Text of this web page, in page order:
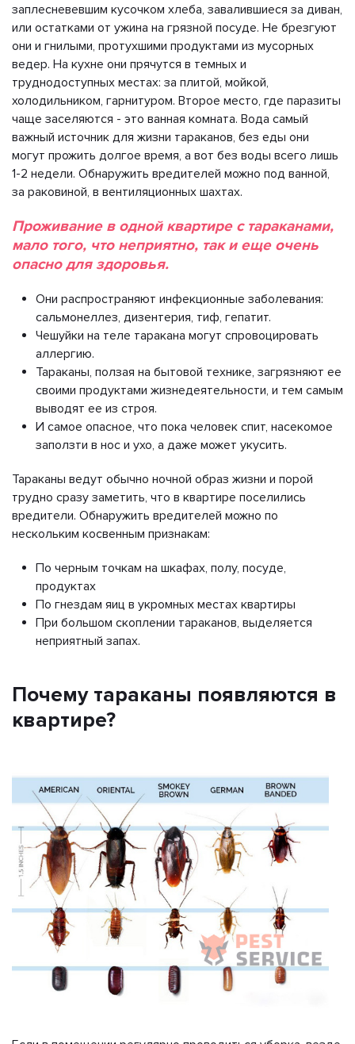
заплесневевшим кусочком хлеба, завалившиеся за диван,
или остатками от ужина на грязной посуде. Не брезгуют
они и гнилыми, протухшими продуктами из мусорных
ведер. На кухне они прячутся в темных и
труднодоступных местах: за плитой, мойкой,
холодильником, гарнитуром. Второе место, где паразиты
чаще заселяются - это ванная комната. Вода самый
важный источник для жизни тараканов, без еды они
могут прожить долгое время, а вот без воды всего лишь
1-2 недели. Обнаружить вредителей можно под ванной,
за раковиной, в вентиляционных шахтах.
Проживание в одной квартире с тараканами,
мало того, что неприятно, так и еще очень
опасно для здоровья.
Они распространяют инфекционные заболевания:
сальмонеллез, дизентерия, тиф, гепатит.
Чешуйки на теле таракана могут спровоцировать
аллергию.
Тараканы, ползая на бытовой технике, загрязняют ее
своими продуктами жизнедеятельности, и тем самым
выводят ее из строя.
И самое опасное, что пока человек спит, насекомое
заползти в нос и ухо, а даже может укусить.
Тараканы ведут обычно ночной образ жизни и порой
трудно сразу заметить, что в квартире поселились
вредители. Обнаружить вредителей можно по
нескольким косвенным признакам:
По черным точкам на шкафах, полу, посуде,
продуктах
По гнездам яиц в укромных местах квартиры
При большом скоплении тараканов, выделяется
неприятный запах.
Почему тараканы появляются в
квартире?